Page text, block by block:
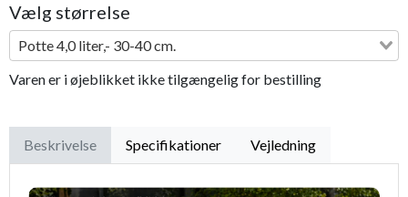
Vælg størrelse
Potte 4,0 liter,- 30-40 cm.
Varen er i øjeblikket ikke tilgængelig for bestilling
Beskrivelse Specifikationer Vejledning